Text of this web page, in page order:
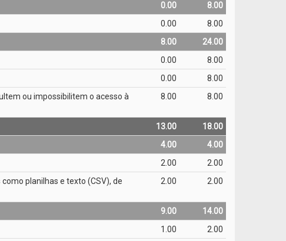
0.00
8.00
0.00
8.00
8.00
24.00
0.00
8.00
0.00
8.00
ou impossibilitem o acesso à
8.00 8.00
13.00
18.00
4.00
4.00
2.00
2.00
planilhas e texto (CSV), de
2.00 2.00
9.00
14.00
1.00 2.00